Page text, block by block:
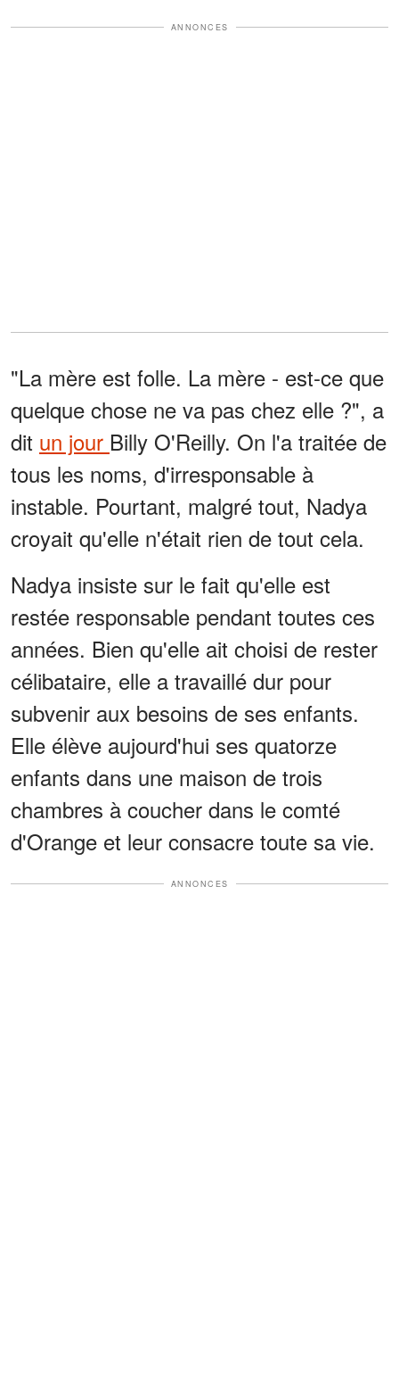
ANNONCES
"La mère est folle. La mère - est-ce que
quelque chose ne va pas chez elle ?", a
dit un jour Billy O'Reilly. On l'a traitée de
tous les noms, d'irresponsable à
instable. Pourtant, malgré tout, Nadya
croyait qu'elle n'était rien de tout cela.
Nadya insiste sur le fait qu'elle est
restée responsable pendant toutes ces
années. Bien qu'elle ait choisi de rester
célibataire, elle a travaillé dur pour
subvenir aux besoins de ses enfants.
Elle élève aujourd'hui ses quatorze
enfants dans une maison de trois
chambres à coucher dans le comté
d'Orange et leur consacre toute sa vie.
ANNONCES